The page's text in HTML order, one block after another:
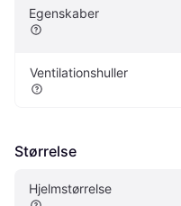
Egenskaber
Ventilationshuller
Størrelse
Hjelmstørrelse